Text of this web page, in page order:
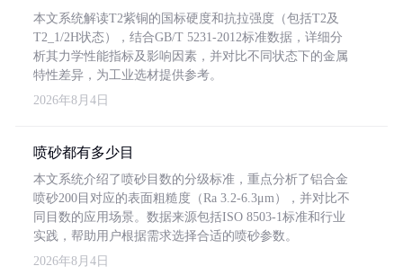
本文系统解读T2紫铜的国标硬度和抗拉强度（包括T2及
T2_1/2H状态），结合GB/T 5231-2012标准数据，详细分
析其力学性能指标及影响因素，并对比不同状态下的金属
特性差异，为工业选材提供参考。
2026年8月4日
喷砂都有多少目
本文系统介绍了喷砂目数的分级标准，重点分析了铝合金
喷砂200目对应的表面粗糙度（Ra 3.2-6.3μm），并对比不
同目数的应用场景。数据来源包括ISO 8503-1标准和行业
实践，帮助用户根据需求选择合适的喷砂参数。
2026年8月4日